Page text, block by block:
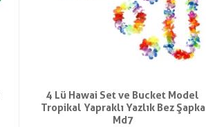
4 Lü Hawai Set ve Bucket Model
Tropikal Yapraklı Yazlık Bez Şapka
Md7